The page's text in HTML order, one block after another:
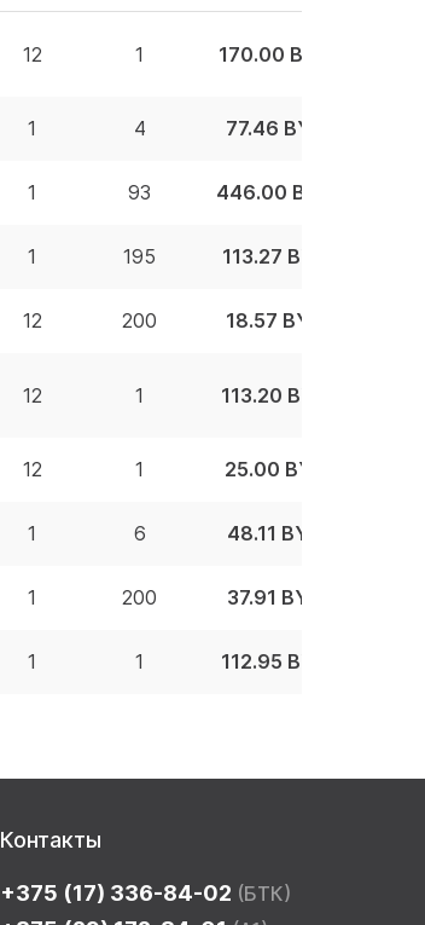
12 1 170.00 BYN
1 4 77.46 BYN
1 93 446.00 BYN
1 195 113.27 BYN
12 200 18.57 BYN
12 1 113.20 BYN
12 1 25.00 BYN
1 6 48.11 BYN
1 200 37.91 BYN
1 1 112.95 BYN
Контакты
+375 (17) 336-84-02 (БТК)